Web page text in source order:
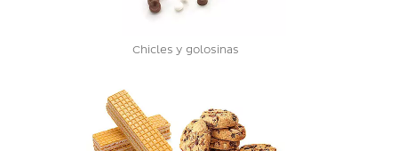
Chicles y golosinas